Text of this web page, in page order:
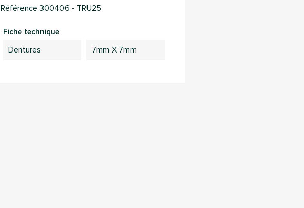
Référence 300406 - TRU25
Fiche technique
Dentures 7mm X 7mm